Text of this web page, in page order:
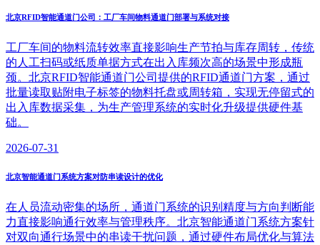
北京RFID智能通道门公司：工厂车间物料通道门部署与系统对接
工厂车间的物料流转效率直接影响生产节拍与库存周转，传统
的人工扫码或纸质单据方式在出入库频次高的场景中形成瓶
颈。北京RFID智能通道门公司提供的RFID通道门方案，通过
批量读取贴附电子标签的物料托盘或周转箱，实现无停留式的
出入库数据采集，为生产管理系统的实时化升级提供硬件基
础。
2026-07-31
北京智能通道门系统方案对防串读设计的优化
在人员流动密集的场所，通道门系统的识别精度与方向判断能
力直接影响通行效率与管理秩序。北京智能通道门系统方案针
对双向通行场景中的串读干扰问题，通过硬件布局优化与算法